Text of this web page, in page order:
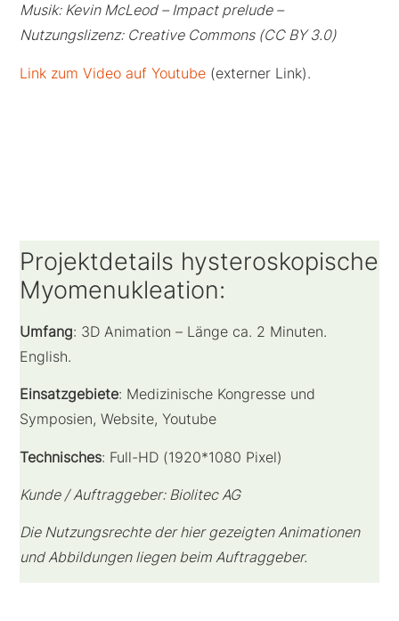
Musik: Kevin McLeod – Impact prelude –
Nutzungslizenz: Creative Commons (CC BY 3.0)
Link zum Video auf Youtube (externer Link).
Projektdetails hysteroskopische
Myomenukleation:
Umfang: 3D Animation – Länge ca. 2 Minuten.
English.
Einsatzgebiete: Medizinische Kongresse und
Symposien, Website, Youtube
Technisches: Full-HD (1920*1080 Pixel)
Kunde / Auftraggeber: Biolitec AG
Die Nutzungsrechte der hier gezeigten Animationen
und Abbildungen liegen beim Auftraggeber.